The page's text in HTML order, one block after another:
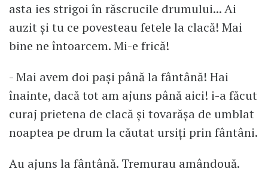
asta ies strigoi în răscrucile drumului... Ai
auzit și tu ce povesteau fetele la clacă! Mai
bine ne întoarcem. Mi-e frică!
- Mai avem doi pași până la fântână! Hai
înainte, dacă tot am ajuns până aici! i-a făcut
curaj prietena de clacă și tovarășa de umblat
noaptea pe drum la căutat ursiți prin fântâni.
Au ajuns la fântână. Tremurau amândouă.